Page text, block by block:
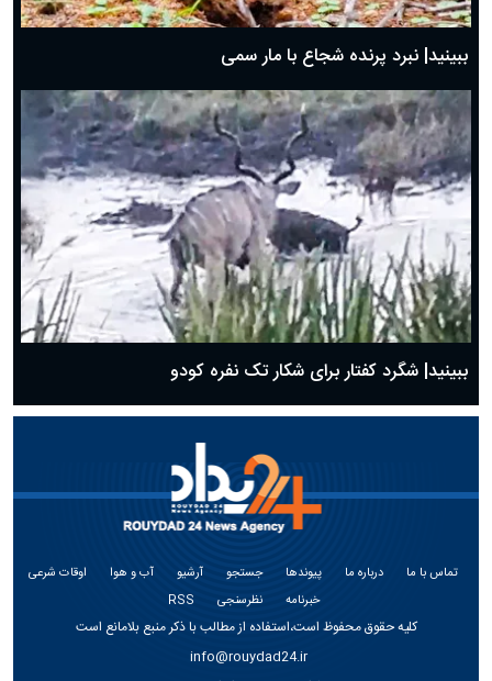
ببینید| نبرد پرنده شجاع با مار سمی
ببینید| شگرد کفتار برای شکار تک نفره کودو
تماس با ما درباره ما پیوندها جستجو آرشیو آب و هوا
اوقات شرعی
خبرنامه
نظرسنجی RSS
کلیه حقوق محفوظ است،استفاده از مطالب با ذکر منبع بلامانع است
info@rouydad24.ir